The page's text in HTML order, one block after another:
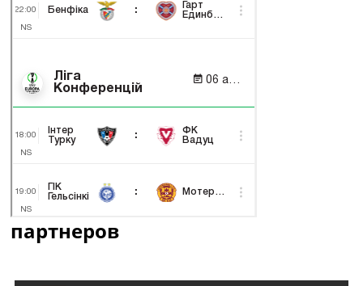
партнеров